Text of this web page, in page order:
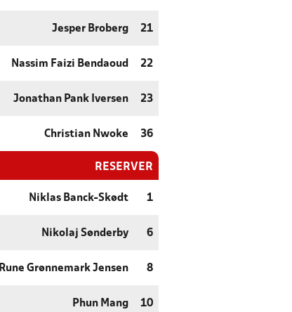
Jesper Broberg 21
Nassim Faizi Bendaoud 22
Jonathan Pank Iversen 23
Christian Nwoke 36
RESERVER
Niklas Banck-Skødt 1
Nikolaj Sønderby 6
Rune Grønnemark Jensen 8
Phun Mang 10